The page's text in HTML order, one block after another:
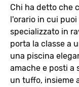
Chi ha detto che
l'orario in cui puoi
specializzato in
porta la classe a
una piscina
amache e posti a
un tuffo, insieme